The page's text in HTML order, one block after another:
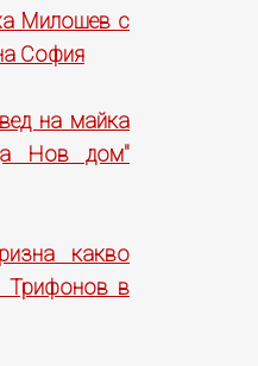
Милошев с
София
на майка
Нов дом"
какво
Трифонов в